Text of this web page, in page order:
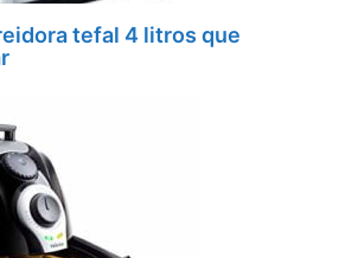
tefal 4 litros que